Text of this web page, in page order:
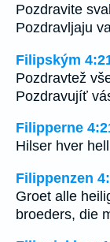
Pozdravite
Pozdravljaju
Filipským
Pozdravtež
Pozdravujíť
Filipperne
Hilser hver
Filippenzen
Groet alle
broeders, die